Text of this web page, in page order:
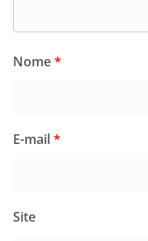
Nome*
E-mail*
Site